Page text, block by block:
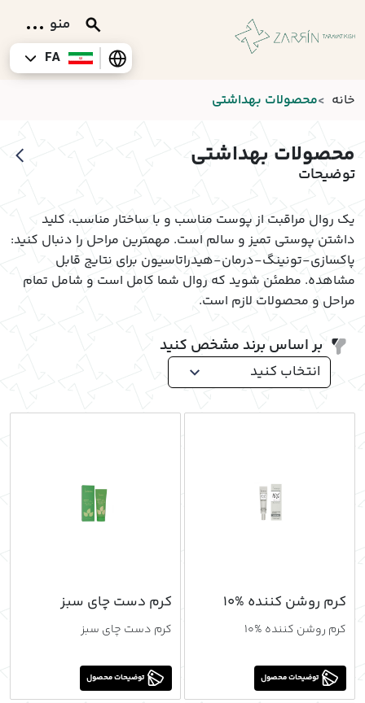
منو
FA
ارتباط با ما
مشاوره
محصولات بهداشتی
محصولات آرایشی
اخبار و مقالات
خانه محصولات بهداشتی
محصولات بهداشتی
توضیحات
یک روال مراقبت از پوست مناسب و با ساختار مناسب، کلید
داشتن پوستی تمیز و سالم است. مهمترین مراحل را دنبال کنید:
پاکسازی-تونینگ-درمان-هیدراتاسیون برای نتایج قابل
مشاهده. مطمئن شوید که روال شما کامل است و شامل تمام
مراحل و محصولات لازم است.
بر اساس برند مشخص کنید
انتخاب کنید
کرم روشن کننده %10
کرم روشن کننده %10
توضیحات محصول
کرم دست چاي سبز
کرم دست چاي سبز
توضیحات محصول